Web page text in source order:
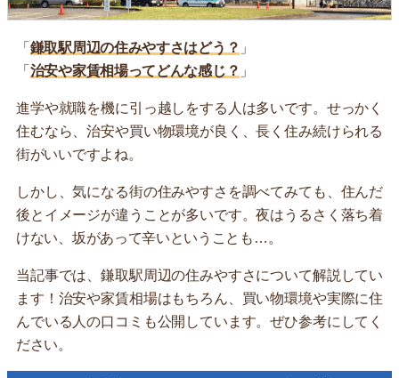
「 鎌取駅周辺の住みやすさはどう？ 」
「 治安や家賃相場ってどんな感じ？ 」
進学や就職を機に引っ越しをする人は多いです。せっかく
住むなら、治安や買い物環境が良く、長く住み続けられる
街がいいですよね。
しかし、気になる街の住みやすさを調べてみても、住んだ
後とイメージが違うことが多いです。夜はうるさく落ち着
けない、坂があって辛いということも…。
当記事では、鎌取駅周辺の住みやすさについて解説してい
ます！治安や家賃相場はもちろん、買い物環境や実際に住
んでいる人の口コミも公開しています。ぜひ参考にしてく
ださい。